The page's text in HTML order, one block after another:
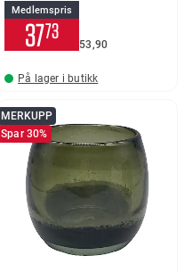
Medlemspris
3773
53 90
På lager i butikk
MERKUPP
Spar 30%